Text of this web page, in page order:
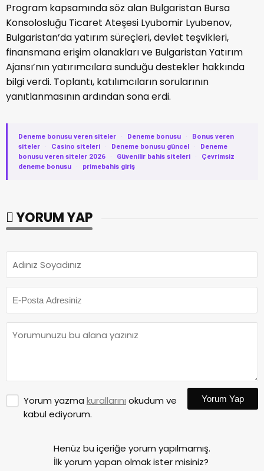
Program kapsamında söz alan Bulgaristan Bursa
Konsolosluğu Ticaret Ateşesi Lyubomir Lyubenov,
Bulgaristan’da yatırım süreçleri, devlet teşvikleri,
finansmana erişim olanakları ve Bulgaristan Yatırım
Ajansı’nın yatırımcılara sunduğu destekler hakkında
bilgi verdi. Toplantı, katılımcıların sorularının
yanıtlanmasının ardından sona erdi.
Deneme bonusu veren siteler · Deneme bonusu ·
Bonus veren
siteler
· Casino siteleri · Deneme bonusu güncel ·
Deneme
bonusu veren siteler 2026
· Güvenilir bahis siteleri ·
Çevrimsiz
deneme bonusu
· primebahis giriş
YORUM YAP
Yorum yazma kurallarını okudum ve
kabul ediyorum.
Yorum Yap
Henüz bu içeriğe yorum yapılmamış.
İlk yorum yapan olmak ister misiniz?